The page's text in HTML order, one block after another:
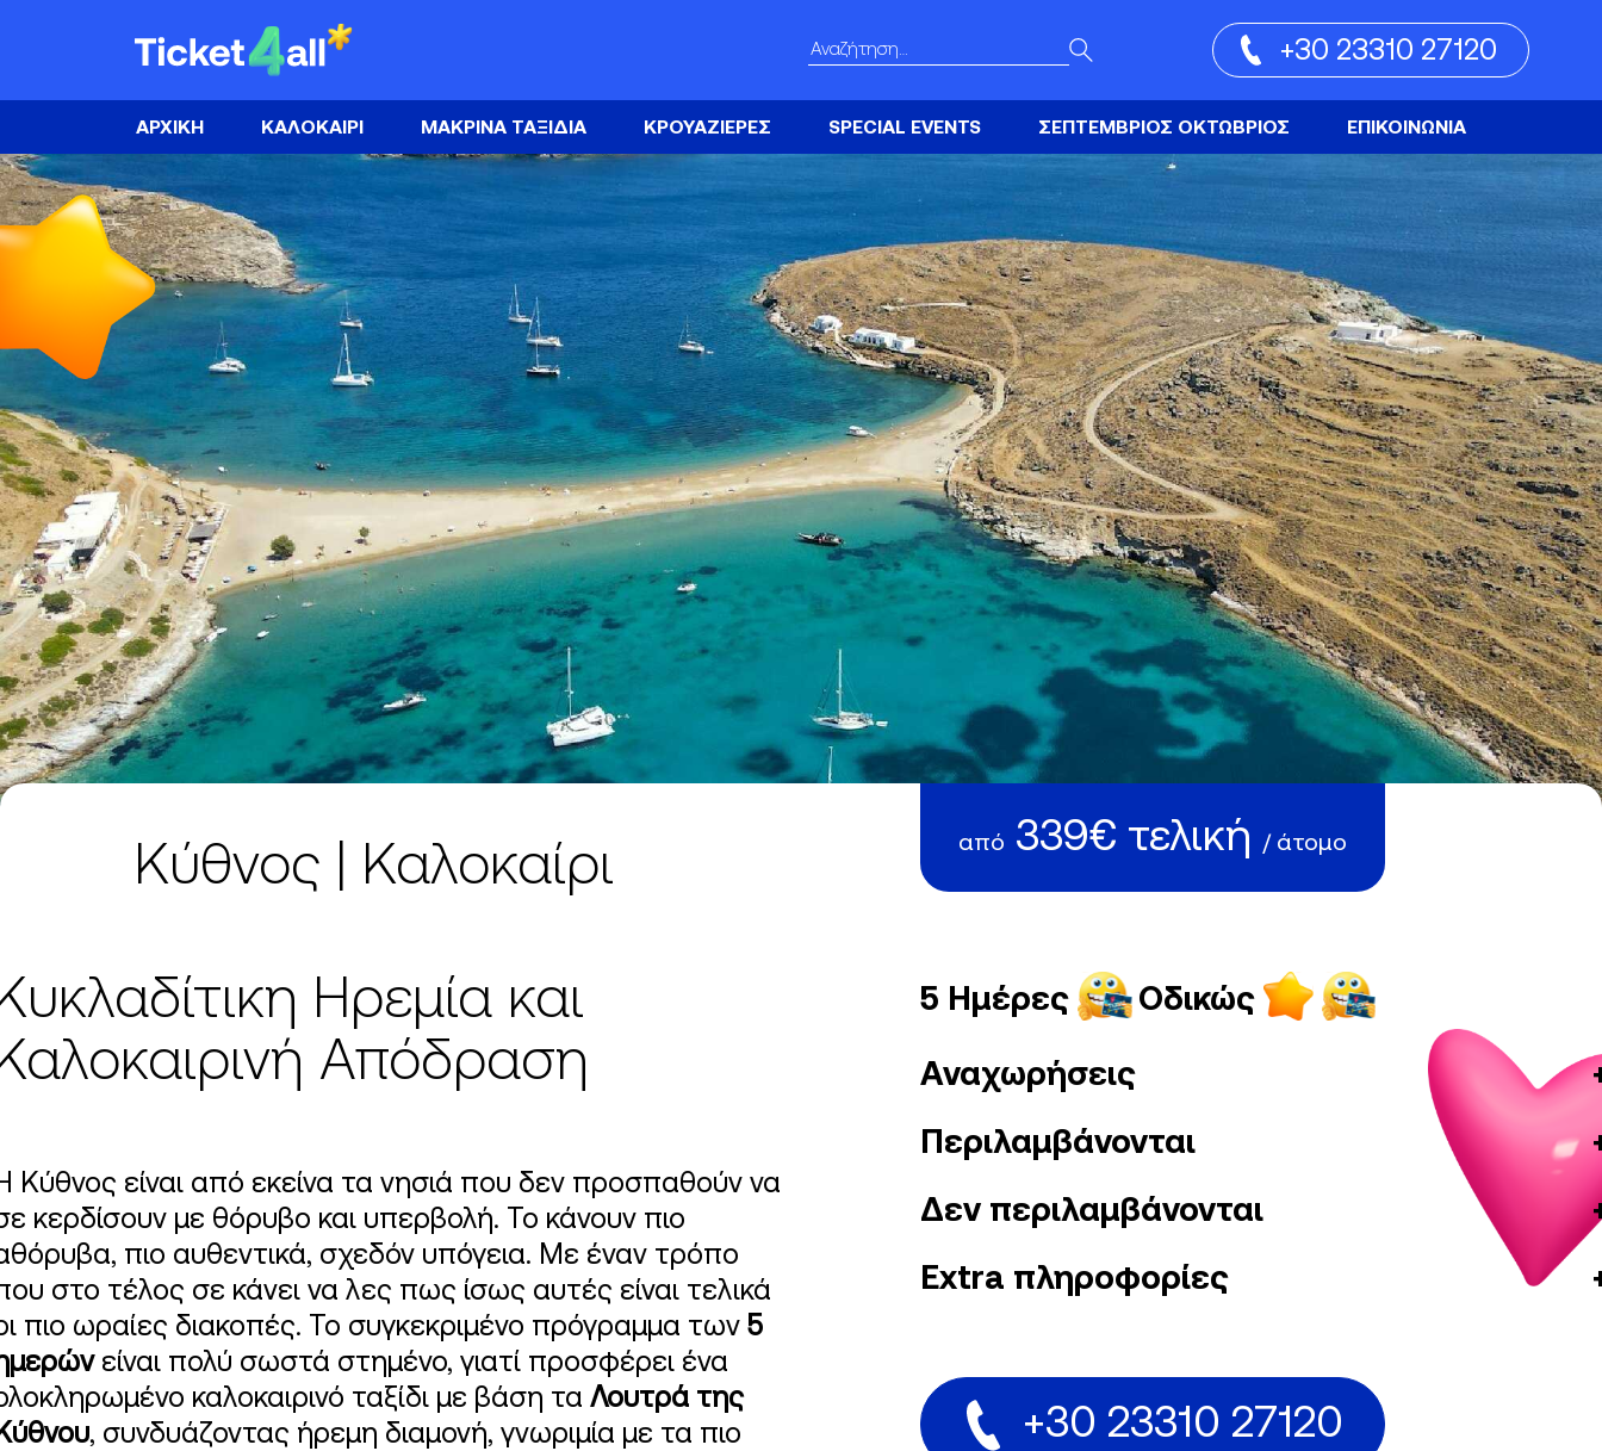
Αναζήτηση
για:
+30 23310 27120
ΑΡΧΙΚΗ ΚΑΛΟΚΑΙΡΙ
ΚΑΛΟΚΑΙΡΙ
ΕΛΛΑΔΑ
ΕΥΡΩΠΗ
ΜΑΚΡΙΝΑ ΤΑΞΙΔΙΑ ΚΡΟΥΑΖΙΕΡΕΣ SPECIAL EVENTS ΣΕΠΤΕΜΒΡΙΟΣ ΟΚΤΩΒΡΙΟΣ ΕΠΙΚΟΙΝΩΝΙΑ
Κύθνος | Καλοκαίρι από 339€ τελική / άτομο
Ηρεμία και
Απόδραση
Κύθνος είναι από εκείνα τα νησιά που δεν προσπαθούν να
κερδίσουν με θόρυβο και υπερβολή. Το κάνουν πιο
πιο αυθεντικά, σχεδόν υπόγεια. Με έναν τρόπο
στο τέλος σε κάνει να λες πως ίσως αυτές είναι τελικά
πιο ωραίες διακοπές. Το συγκεκριμένο πρόγραμμα των 5
είναι πολύ σωστά στημένο, γιατί προσφέρει ένα
καλοκαιρινό ταξίδι με βάση τα Λουτρά της
, συνδυάζοντας ήρεμη διαμονή, γνωριμία με τα πιο
5 Ημέρες Οδικώς
Αναχωρήσεις
Περιλαμβάνονται
Δεν περιλαμβάνονται
Extra πληροφορίες
+30 23310 27120